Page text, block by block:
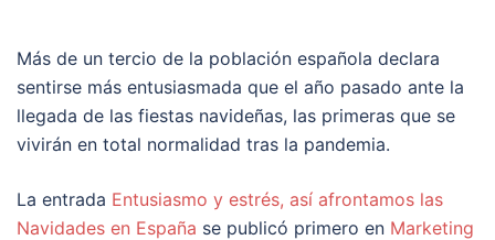
Más de un tercio de la población española declara
sentirse más entusiasmada que el año pasado ante la
llegada de las fiestas navideñas, las primeras que se
vivirán en total normalidad tras la pandemia.
La entrada Entusiasmo y estrés, así afrontamos las
Navidades en España se publicó primero en Marketing